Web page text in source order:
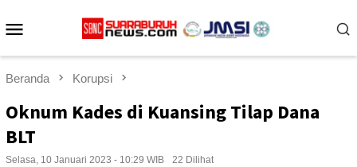
ke
Beranda Korupsi
Oknum Kades di Kuansing Tilap Dana
BLT
Selasa, 10 Januari 2023 - 10:29 WIB 22 Dilihat